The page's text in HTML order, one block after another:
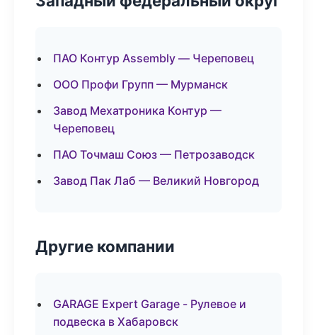
ПАО Контур Assembly — Череповец
ООО Профи Групп — Мурманск
Завод Мехатроника Контур —
Череповец
ПАО Точмаш Союз — Петрозаводск
Завод Пак Лаб — Великий Новгород
Другие компании
GARAGE Expert Garage - Рулевое и
подвеска в Хабаровск